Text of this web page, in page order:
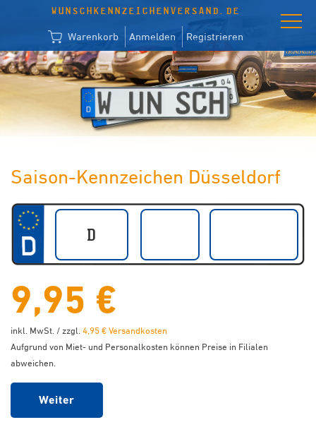
WUNSCHKENNZEICHENVERSAND.DE
Warenkorb Anmelden Registrieren
Saison-Kennzeichen Düsseldorf
9,95 €
inkl. MwSt. / zzgl. 4,95 € Versandkosten
Aufgrund von Miet- und Personalkosten können Preise in Filialen
abweichen.
Weiter